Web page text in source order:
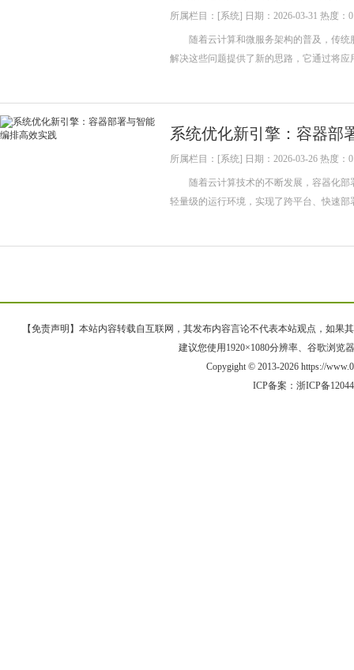
所属栏目：[系统] 日期：2026-03-31 热度：0
随着云计算和微服务架构的普及，传统
解决这些问题提供了新的思路，它通过将
系统优化新引擎：容器部
所属栏目：[系统] 日期：2026-03-26 热度：0
随着云计算技术的不断发展，容器化部
轻量级的运行环境，实现了跨平台、快速
【免责声明】本站内容转载自互联网，其发布内容言论不代表本站观点，如果
建议您使用1920×1080分辨率、谷歌浏览
Copygight © 2013-2026 https://
ICP备案： 浙ICP备